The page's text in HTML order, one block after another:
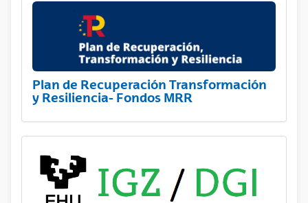
Plan de Recuperación Transformación
y Resiliencia- Fondos MRR